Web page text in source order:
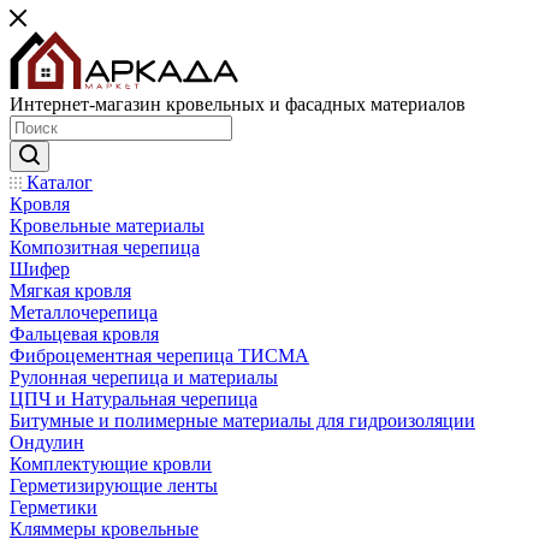
Интернет-магазин кровельных и фасадных материалов
Каталог
Кровля
Кровельные материалы
Композитная черепица
Шифер
Мягкая кровля
Металлочерепица
Фальцевая кровля
Фиброцементная черепица ТИСМА
Рулонная черепица и материалы
ЦПЧ и Натуральная черепица
Битумные и полимерные материалы для гидроизоляции
Ондулин
Комплектующие кровли
Герметизирующие ленты
Герметики
Кляммеры кровельные